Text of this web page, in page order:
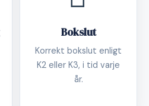
Bokslut
Korrekt bokslut enligt
K2 eller K3, i tid varje
år.